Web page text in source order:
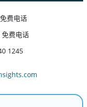
费电话
费电话
1245